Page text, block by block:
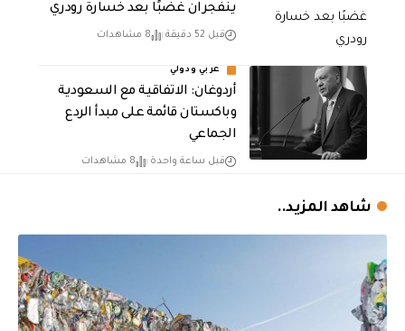
ينفجران غضبًا بعد خسارة رودري
قبل 52 دقيقة 8 مشاهدات
عربي ودولي
أردوغان: الاتفاقية مع السعودية
وباكستان قائمة على مبدأ الردع
الجماعي
قبل ساعة واحدة 8 مشاهدات
شاهد المزيد..